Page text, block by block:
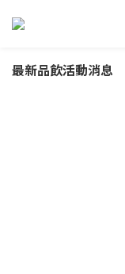
最新品飲活動消息